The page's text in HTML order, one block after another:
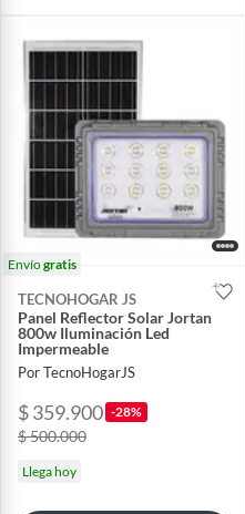
Envíogratis
TECNOHOGAR JS
Panel Reflector Solar Jortan
800w Iluminación Led
Impermeable
Por TecnoHogarJS
$ 359.900 -28%
$ 500.000
Llega hoy